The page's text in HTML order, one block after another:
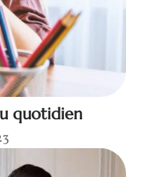
quotidien